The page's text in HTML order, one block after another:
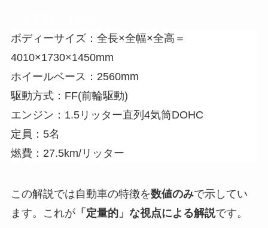
ボディーサイズ：全長×全幅×全高＝
4010×1730×1450mm
ホイールベース：2560mm
駆動方式：FF(前輪駆動)
エンジン：1.5リッター直列4気筒DOHC
定員：5名
燃費：27.5km/リッター
この解説では自動車の特徴を数値のみで示してい
ます。これが「定量的」な視点による解説です。